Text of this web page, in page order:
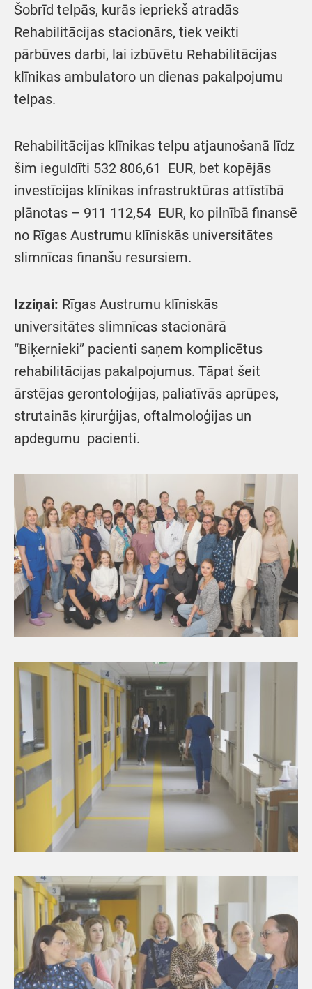
Šobrīd telpās, kurās iepriekš atradās
Rehabilitācijas stacionārs, tiek veikti
pārbūves darbi, lai izbūvētu Rehabilitācijas
klīnikas ambulatoro un dienas pakalpojumu
telpas.
Rehabilitācijas klīnikas telpu atjaunošanā līdz
šim ieguldīti 532 806,61 EUR, bet kopējās
investīcijas klīnikas infrastruktūras attīstībā
plānotas – 911 112,54 EUR, ko pilnībā finansē
no Rīgas Austrumu klīniskās universitātes
slimnīcas finanšu resursiem.
Izziņai: Rīgas Austrumu klīniskās
universitātes slimnīcas stacionārā
“Biķernieki” pacienti saņem komplicētus
rehabilitācijas pakalpojumus. Tāpat šeit
ārstējas gerontoloģijas, paliatīvās aprūpes,
strutainās ķirurģijas, oftalmoloģijas un
apdegumu pacienti.